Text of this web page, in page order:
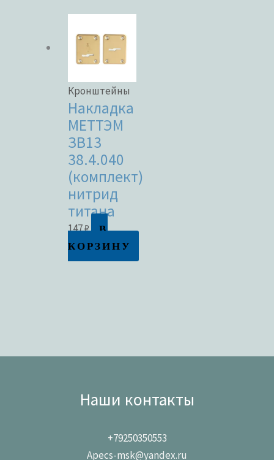
Кронштейны
Накладка
МЕТТЭМ
ЗВ13
38.4.040
(комплект)
нитрид
титана
147₽
В
КОРЗИНУ
Наши контакты
+79250350553
Apecs-msk@yandex.ru